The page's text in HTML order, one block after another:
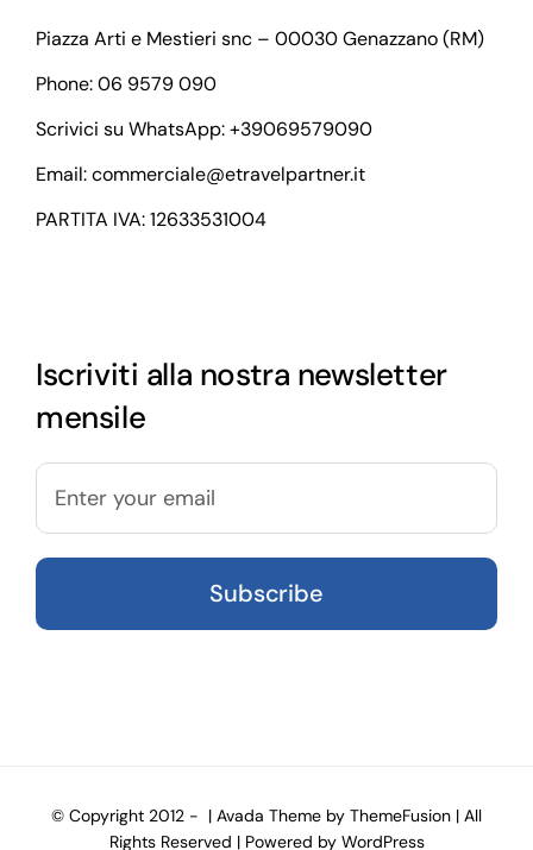
Piazza Arti e Mestieri snc – 00030 Genazzano (RM)
Phone: 06 9579 090
Scrivici su WhatsApp:+39069579090
Email:commerciale@etravelpartner.it
PARTITA IVA: 12633531004
Iscriviti alla nostra newsletter
mensile
© Copyright 2012 - | Avada Theme by ThemeFusion | All
Rights Reserved | Powered by WordPress